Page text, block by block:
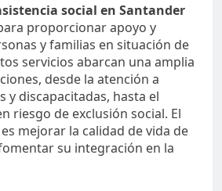
social en Santander
proporcionar apoyo y
y familias en situación de
servicios abarcan una amplia
desde la atención a
y discapacitadas, hasta el
riesgo de exclusión social. El
mejorar la calidad de vida de
su integración en la